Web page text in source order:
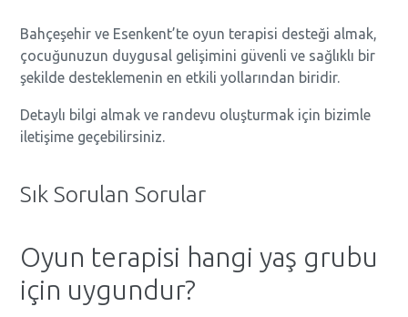
Bahçeşehir ve Esenkent’te oyun terapisi desteği almak,
çocuğunuzun duygusal gelişimini güvenli ve sağlıklı bir
şekilde desteklemenin en etkili yollarından biridir.
Detaylı bilgi almak ve randevu oluşturmak için bizimle
iletişime geçebilirsiniz.
Sık Sorulan Sorular
Oyun terapisi hangi yaş grubu
için uygundur?